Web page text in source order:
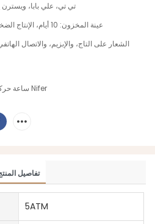
/ تي تي، علي بابا، ويسترن
عينة المخزون: 10 أيام، الإنتاج الضخم: 35-70 يوما
الشعار على التاج، والإبزيم، والاتصال
ساعة حركة علبة التروس Nifer
تفاصيل
5ATM